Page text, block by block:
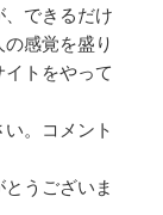
できるだけ
感覚を盛り
トをやって
。コメント
うございま